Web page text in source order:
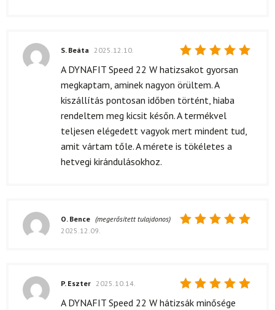
Értékelés:
/ 5
S. Beáta 2025.12.10.
A DYNAFIT Speed 22 W hatizsakot gyorsan
megkaptam, aminek nagyon örültem. A
kiszállítás pontosan időben történt, hiaba
rendeltem meg kicsit későn. A termékvel
teljesen elégedett vagyok mert mindent tud,
amit vártam tőle. A mérete is tökéletes a
hetvegi kirándulásokhoz.
O. Bence (megerősített tulajdonos)
2025.12.09.
Értékelés:
P. Eszter 2025.10.14.
A DYNAFIT Speed 22 W hátizsák minősége